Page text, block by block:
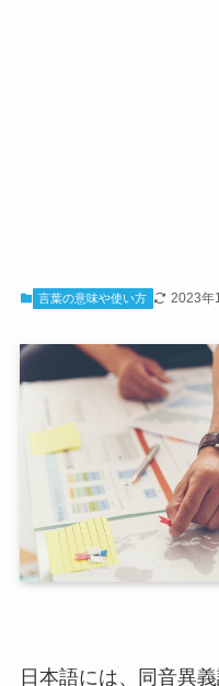
言葉の意味や使い方 2023年
日本語には、同音異